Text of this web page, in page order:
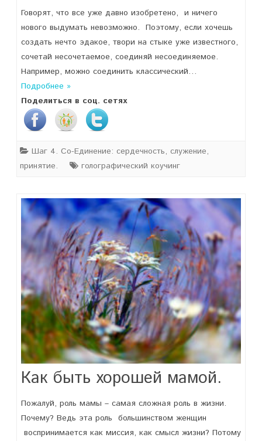
Говорят, что все уже давно изобретено, и ничего
нового выдумать невозможно. Поэтому, если хочешь
создать нечто эдакое, твори на стыке уже известного,
сочетай несочетаемое, соединяй несоединяемое.
Например, можно соединить классический…
Подробнее »
Поделиться в соц. сетях
Шаг 4. Со-Единение: сердечность, служение,
принятие.
голографический коучинг
Как быть хорошей мамой.
Пожалуй, роль мамы – самая сложная роль в жизни.
Почему? Ведь эта роль большинством женщин
воспринимается как миссия, как смысл жизни? Потому